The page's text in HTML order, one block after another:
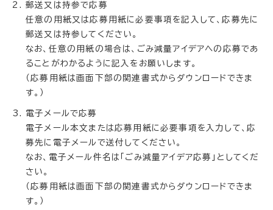
郵送又は持参で応募
任意の用紙又は応募用紙に必要事項を記入して、応募先に
郵送又は持参してください。
なお、任意の用紙の場合は、ごみ減量アイデアへの応募であ
ることがわかるように記入をお願いします。
（応募用紙は画面下部の関連書式からダウンロードできま
す。）
電子メールで応募
電子メール本文または応募用紙に必要事項を入力して、応
募先に電子メールで送付してください。
なお、電子メール件名は「ごみ減量アイデア応募」としてくだ
さい。
（応募用紙は画面下部の関連書式からダウンロードできま
す。）